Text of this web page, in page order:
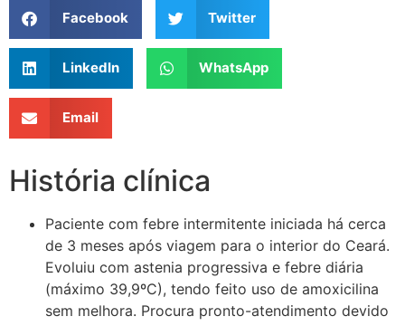
Facebook Twitter
LinkedIn WhatsApp
Email
História clínica
Paciente com febre intermitente iniciada há cerca
de 3 meses após viagem para o interior do Ceará.
Evoluiu com astenia progressiva e febre diária
(máximo 39,9ºC), tendo feito uso de amoxicilina
sem melhora. Procura pronto-atendimento devido